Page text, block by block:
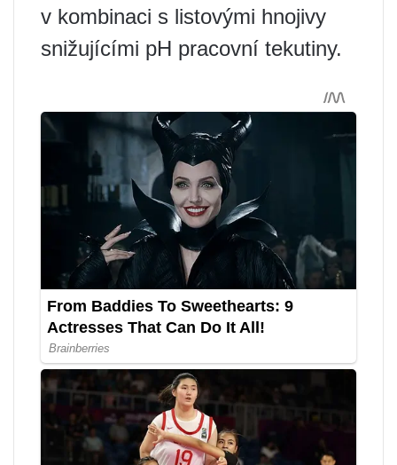
v kombinaci s listovými hnojivy
snižujícími pH pracovní tekutiny.